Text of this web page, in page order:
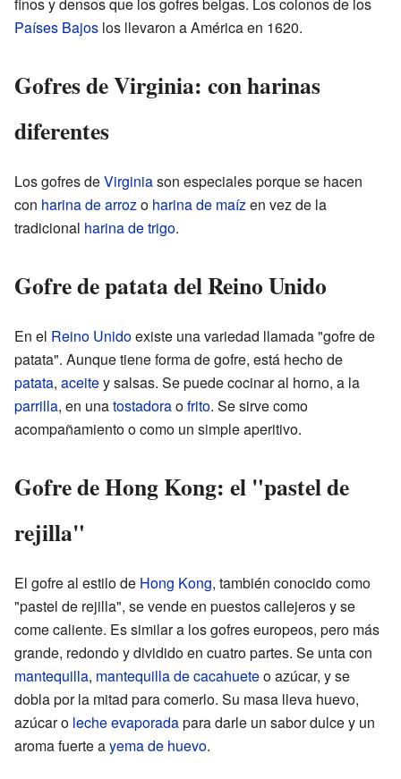
finos y densos que los gofres belgas. Los colonos de los
Países Bajos los llevaron a América en 1620.
Gofres de Virginia: con harinas
diferentes
Los gofres deVirginiason especiales porque se hacen
con harina de arrozo harina de maízen vez de la
tradicional harina de trigo.
Gofre de patata del Reino Unido
En el Reino Unidoexiste una variedad llamada "gofre de
patata". Aunque tiene forma de gofre, está hecho de
patata, aceitey salsas. Se puede cocinar al horno, a la
parrilla, en unatostadoraofrito. Se sirve como
acompañamiento o como un simple aperitivo.
Gofre de Hong Kong: el "pastel de
rejilla"
El gofre al estilo de Hong Kong, también conocido como
"pastel de rejilla", se vende en puestos callejeros y se
come caliente. Es similar a los gofres europeos, pero más
grande, redondo y dividido en cuatro partes. Se unta con
mantequilla, mantequilla de cacahueteo azúcar, y se
dobla por la mitad para comerlo. Su masa lleva huevo,
azúcar o leche evaporadapara darle un sabor dulce y un
aroma fuerte ayema de huevo.